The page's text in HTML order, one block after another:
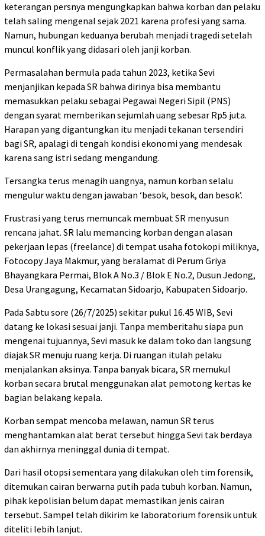
keterangan persnya mengungkapkan bahwa korban dan pelaku
telah saling mengenal sejak 2021 karena profesi yang sama.
Namun, hubungan keduanya berubah menjadi tragedi setelah
muncul konflik yang didasari oleh janji korban.
Permasalahan bermula pada tahun 2023, ketika Sevi
menjanjikan kepada SR bahwa dirinya bisa membantu
memasukkan pelaku sebagai Pegawai Negeri Sipil (PNS)
dengan syarat memberikan sejumlah uang sebesar Rp5 juta.
Harapan yang digantungkan itu menjadi tekanan tersendiri
bagi SR, apalagi di tengah kondisi ekonomi yang mendesak
karena sang istri sedang mengandung.
Tersangka terus menagih uangnya, namun korban selalu
mengulur waktu dengan jawaban ‘besok, besok, dan besok’.
Frustrasi yang terus memuncak membuat SR menyusun
rencana jahat. SR lalu memancing korban dengan alasan
pekerjaan lepas (freelance) di tempat usaha fotokopi miliknya,
Fotocopy Jaya Makmur, yang beralamat di Perum Griya
Bhayangkara Permai, Blok A No.3 / Blok E No.2, Dusun Jedong,
Desa Urangagung, Kecamatan Sidoarjo, Kabupaten Sidoarjo.
Pada Sabtu sore (26/7/2025) sekitar pukul 16.45 WIB, Sevi
datang ke lokasi sesuai janji. Tanpa memberitahu siapa pun
mengenai tujuannya, Sevi masuk ke dalam toko dan langsung
diajak SR menuju ruang kerja. Di ruangan itulah pelaku
menjalankan aksinya. Tanpa banyak bicara, SR memukul
korban secara brutal menggunakan alat pemotong kertas ke
bagian belakang kepala.
Korban sempat mencoba melawan, namun SR terus
menghantamkan alat berat tersebut hingga Sevi tak berdaya
dan akhirnya meninggal dunia di tempat.
Dari hasil otopsi sementara yang dilakukan oleh tim forensik,
ditemukan cairan berwarna putih pada tubuh korban. Namun,
pihak kepolisian belum dapat memastikan jenis cairan
tersebut. Sampel telah dikirim ke laboratorium forensik untuk
diteliti lebih lanjut.